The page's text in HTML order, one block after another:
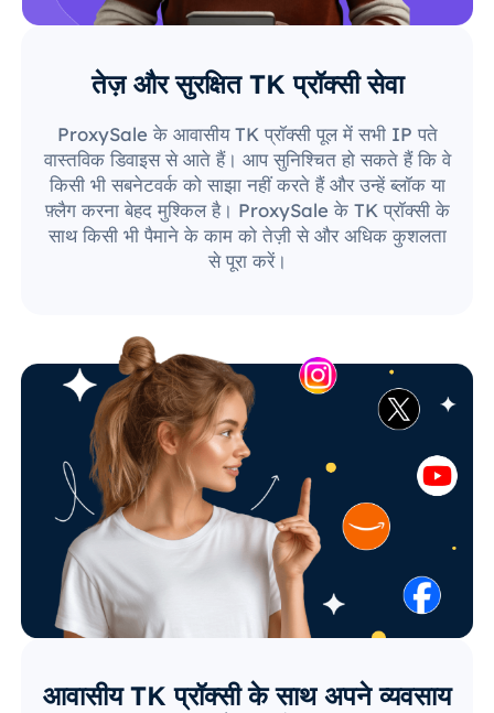
तेज़ और सुरक्षित TK प्रॉक्सी सेवा
ProxySale के आवासीय TK प्रॉक्सी पूल में सभी IP पते
वास्तविक डिवाइस से आते हैं। आप सुनिश्चित हो सकते हैं कि वे
किसी भी सबनेटवर्क को साझा नहीं करते हैं और उन्हें ब्लॉक या
फ़्लैग करना बेहद मुश्किल है। ProxySale के TK प्रॉक्सी के
साथ किसी भी पैमाने के काम को तेज़ी से और अधिक कुशलता
से पूरा करें।
आवासीय TK प्रॉक्सी के साथ अपने व्यवसाय